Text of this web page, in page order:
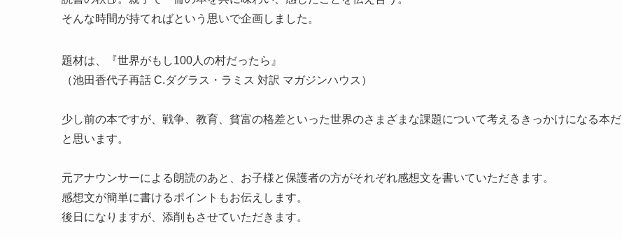
そんな時間が持てればという思いで企画しました。
題材は、『世界がもし100人の村だったら』
（池田香代子再話 C.ダグラス・ラミス 対訳 マガジンハウス）
少し前の本ですが、戦争、教育、貧富の格差といった世界のさまざまな課題について考えるきっかけになる本だ
と思います。
元アナウンサーによる朗読のあと、お子様と保護者の方がそれぞれ感想文を書いていただきます。
感想文が簡単に書けるポイントもお伝えします。
後日になりますが、添削もさせていただきます。